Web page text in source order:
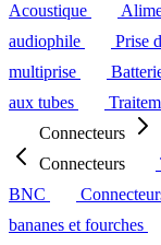
Acoustique
audiophile
Prise
multiprise
aux tubes
Connecteurs
Connecteurs
BNC
bananes et fourches